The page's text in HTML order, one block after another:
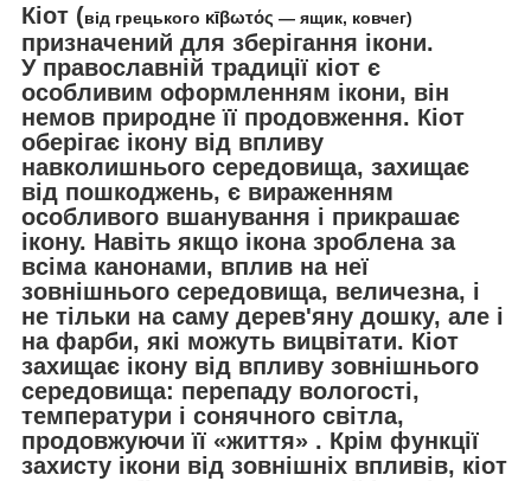
Кіот (від грецького κῑβωτός — ящик, ковчег)
призначений для зберігання ікони.
У православній традиції кіот є
особливим оформленням ікони, він
немов природне її продовження. Кіот
оберігає ікону від впливу
навколишнього середовища, захищає
від пошкоджень, є вираженням
особливого вшанування і прикрашає
ікону. Навіть якщо ікона зроблена за
всіма канонами, вплив на неї
зовнішнього середовища, величезна, і
не тільки на саму дерев'яну дошку, але і
на фарби, які можуть вицвітати. Кіот
захищає ікону від впливу зовнішнього
середовища: перепаду вологості,
температури і сонячного світла,
продовжуючи її «життя» . Крім функції
захисту ікони від зовнішніх впливів, кіот